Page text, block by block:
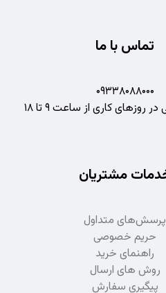
تماس با ما
۰۹۳۳۸۰۸۸۰۰۰
روزهای کاری از ساعت ۹ تا ۱۸
مشتریان
پرسش‌های متداول
حریم خصوصی
راهنمای خرید
روش های ارسال
پیگیری سفارش